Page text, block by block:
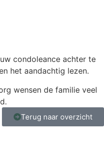
condoleance achter te
het aandachtig lezen.
wensen de familie veel
Terug naar overzicht